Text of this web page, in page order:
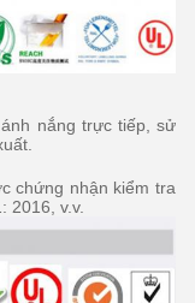
nắng trực tiếp, sử
chứng nhận kiểm tra
2016, v.v.